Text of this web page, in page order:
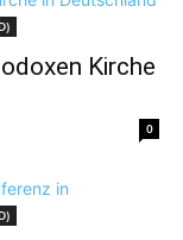
Kirche
0